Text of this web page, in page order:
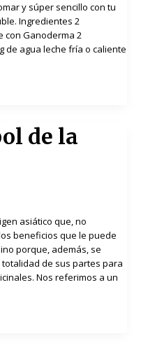
y súper sencillo con tu
Ingredientes 2
con Ganoderma 2
de agua leche fría o caliente
de la
asiático que, no
beneficios que le puede
porque, además, se
de sus partes para
Nos referimos a un